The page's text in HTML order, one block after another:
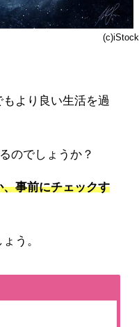
(c)iStock
より良い生活を過
のでしょうか？
事前にチェックす
う。